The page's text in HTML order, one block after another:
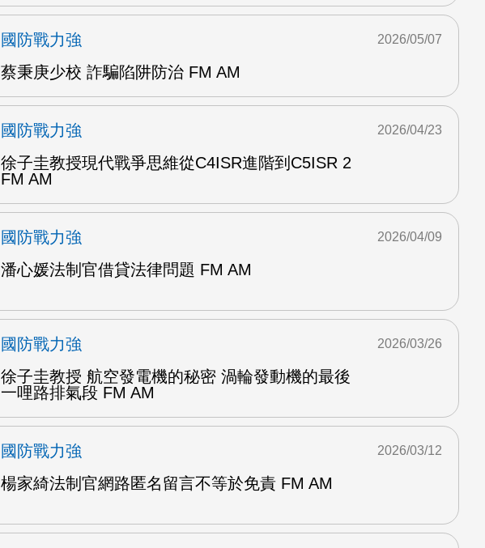
國防戰力強
蔡秉庚少校 詐騙陷阱防治 FM AM
2026/05/07
國防戰力強
徐子圭教授現代戰爭思維從C4ISR進階到C5ISR 2
FM AM
2026/04/23
國防戰力強
潘心媛法制官借貸法律問題 FM AM
2026/04/09
國防戰力強
徐子圭教授 航空發電機的秘密 渦輪發動機的最後
一哩路排氣段 FM AM
2026/03/26
國防戰力強
楊家綺法制官網路匿名留言不等於免責 FM AM
2026/03/12